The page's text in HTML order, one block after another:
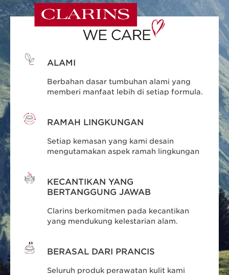
ALAMI
Berbahan dasar tumbuhan alami yang
memberi manfaat lebih di setiap formula.
RAMAH LINGKUNGAN
Setiap kemasan yang kami desain
mengutamakan aspek ramah lingkungan
KECANTIKAN YANG
BERTANGGUNG JAWAB
Clarins berkomitmen pada kecantikan
yang mendukung kelestarian alam.
BERASAL DARI PRANCIS
Seluruh produk perawatan kulit kami